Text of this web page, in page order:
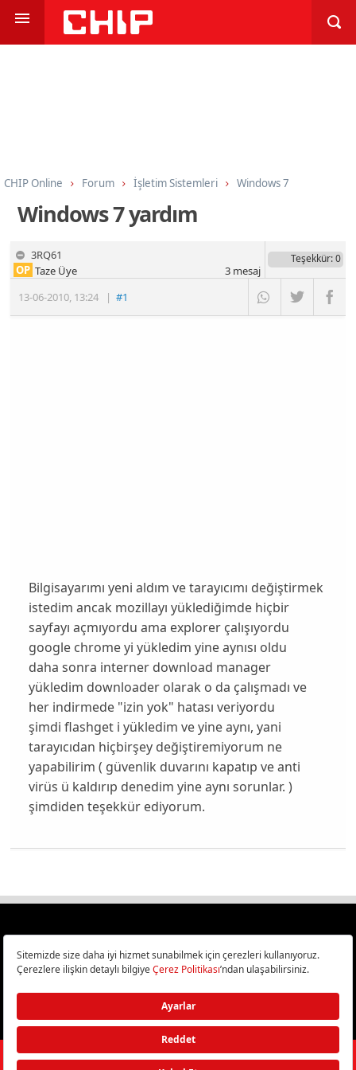
CHIP Online Forum İşletim Sistemleri Windows 7
Windows 7 yardım
3RQ61
13-06-2010, 13:24 |#1
OP Taze Üye
Teşekkür: 0
3mesaj
Bilgisayarımı yeni aldım ve tarayıcımı değiştirmek
istedim ancak mozillayı yüklediğimde hiçbir
sayfayı açmıyordu ama explorer çalışıyordu
google chrome yi yükledim yine aynısı oldu
daha sonra interner download manager
yükledim downloader olarak o da çalışmadı ve
her indirmede "izin yok" hatası veriyordu
şimdi flashget i yükledim ve yine aynı, yani
tarayıcıdan hiçbirşey değiştiremiyorum ne
yapabilirim ( güvenlik duvarını kapatıp ve anti
virüs ü kaldırıp denedim yine aynı sorunlar. )
şimdiden teşekkür ediyorum.
Türkiye
Bilişim ve Teknoloji Haberleri CHIP Online’da!
©2026Doğan Burda Dergi Yayıncılık ve Pazarlama A.Ş./ Tüm hakları